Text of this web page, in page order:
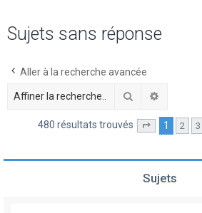
Sujets sans réponse
Aller à la recherche avancée
Rechercher
480 résultats trouvés Page sur20
1 2 3
Sujets